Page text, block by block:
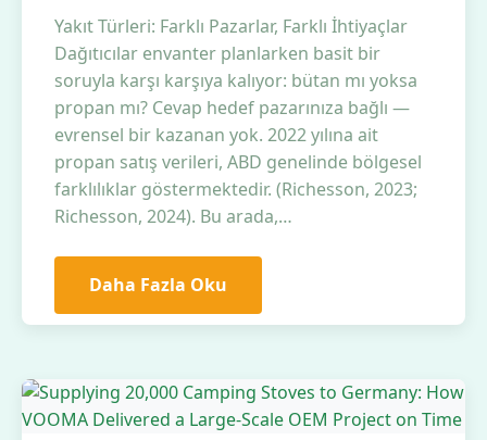
Yakıt Türleri: Farklı Pazarlar, Farklı İhtiyaçlar
Dağıtıcılar envanter planlarken basit bir
soruyla karşı karşıya kalıyor: bütan mı yoksa
propan mı? Cevap hedef pazarınıza bağlı —
evrensel bir kazanan yok. 2022 yılına ait
propan satış verileri, ABD genelinde bölgesel
farklılıklar göstermektedir. (Richesson, 2023;
Richesson, 2024). Bu arada,…
Daha Fazla Oku